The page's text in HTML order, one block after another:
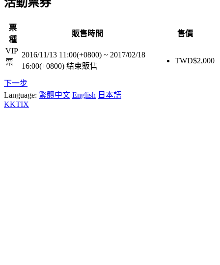
票
種
販售時間 售價
VIP
票
2016/11/13 11:00(+0800) ~ 2017/02/18
16:00(+0800) 結束販售
TWD$2,000
下一步
Language: 繁體中文 English 日本語
KKTIX